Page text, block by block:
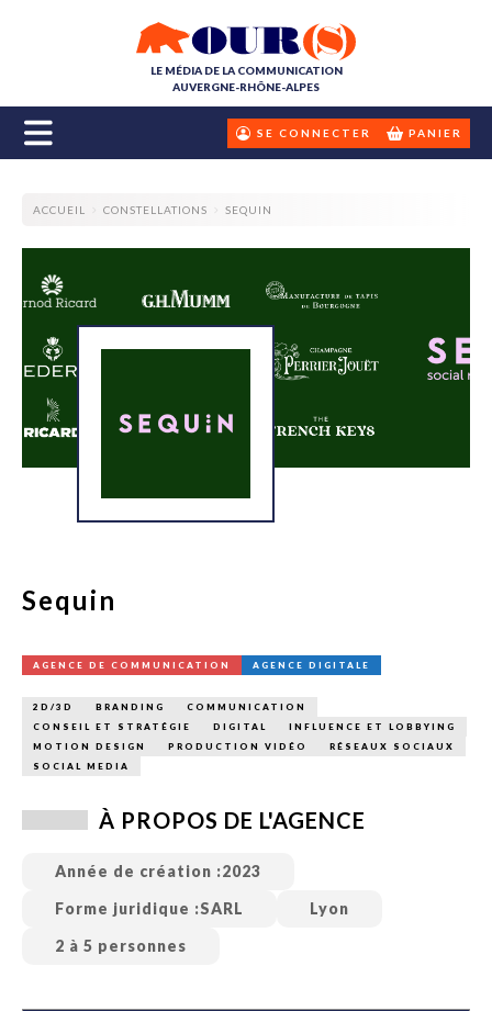
LE MÉDIA DE LA COMMUNICATION
AUVERGNE-RHÔNE-ALPES
SE CONNECTER PANIER
ACCUEIL CONSTELLATIONS SEQUIN
Sequin
AGENCE DE COMMUNICATION AGENCE DIGITALE
2D/3D BRANDING
COMMUNICATION
CONSEIL ET STRATÉGIE
DIGITAL
INFLUENCE ET LOBBYING
MOTION DESIGN
PRODUCTION VIDÉO
RÉSEAUX SOCIAUX
SOCIAL MEDIA
À PROPOS DE L'AGENCE
Année de création :2023
Forme juridique :SARL
Lyon
2 à 5 personnes